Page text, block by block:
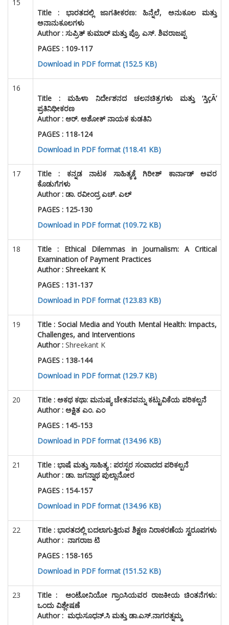
15
Title : ಭಾರತದಲ್ಲಿ ಜಾಗತೀಕರಣ: ಹಿನ್ನೆಲೆ, ಅನುಕೂಲ ಮತ್ತು
ಅನಾನುಕೂಲಗಳು
Author : ಸುಪ್ರಿತ್ ಕುಮಾರ್ ಮತ್ತು ಪ್ರೊ. ಎಸ್. ಶಿವರಾಜಪ್ಪ
PAGES : 109-117
Download in PDF format (152.5 KB)
16
Title :ಮಹಿಳಾ ನಿರ್ದೇಶನದ ಚಲನಚಿತ್ರಗಳು ಮತ್ತು ‘ಸ್ತಿçÃ’
ಪ್ರತಿನಿಧೀಕರಣ
Author : ಆರ್. ಅಶೋಕ್ ನಾಯಕ ಕುಡತಿನಿ
PAGES : 118-124
Download in PDF format (118.41 KB)
17 Title : ಕನ್ನಡ ನಾಟಕ ಸಾಹಿತ್ಯಕ್ಕೆ ಗಿರೀಶ್ ಕಾರ್ನಾಡ್ ಅವರ
ಕೊಡುಗೆಗಳು
Author : ಡಾ. ರವೀಂದ್ರ ಎಚ್. ಎಲ್
PAGES : 125-130
Download in PDF format (109.72 KB)
18 Title : Ethical Dilemmas in Journalism: A Critical
Examination of Payment Practices
Author : Shreekant K
PAGES : 131-137
Download in PDF format (123.83 KB)
19 Title : Social Media and Youth Mental Health: Impacts,
Challenges, and Interventions
Author : Shreekant K
PAGES : 138-144
Download in PDF format (129.7 KB)
20 Title : ಅಕಥ ಕಥಾ: ಮನುಷ್ಯ ಚೇತನವನ್ನು ಕಟ್ಟುವಿಕೆಯ ಪರಿಕಲ್ಪನೆ
Author : ಅಕ್ಷಿತ ಎಂ. ಎಂ
PAGES : 145-153
Download in PDF format (134.96 KB)
21 Title : ಭಾಷೆ ಮತ್ತು ಸಾಹಿತ್ಯ : ಪರಸ್ಪರ ಸಂವಾದದ ಪರಿಕಲ್ಪನೆ
Author : ಡಾ. ಜಗನ್ನಾಥ ಪುಲ್ಲಾನೋರ
PAGES : 154-157
Download in PDF format (134.96 KB)
22 Title : ಭಾರತದಲ್ಲಿ ಬದಲಾಗುತ್ತಿರುವ ಶಿಕ್ಷಣ ನಿರಾಕರಣೆಯ ಸ್ವರೂಪಗಳು
Author : ನಾಗರಾಜ ಟಿ
PAGES : 158-165
Download in PDF format (151.52 KB)
23 Title :
ಆಂಟೋನಿಯೋ ಗ್ರಾಂಸಿಯವರ ರಾಜಕೀಯ ಚಿಂತನೆಗಳು:
ಒಂದು ವಿಶ್ಲೇಷಣೆ
Author : ಮಧುಸೂಧನ್.ಸಿ ಮತ್ತು ಡಾ.ಎಸ್.ನಾಗರತ್ನಮ್ಮ